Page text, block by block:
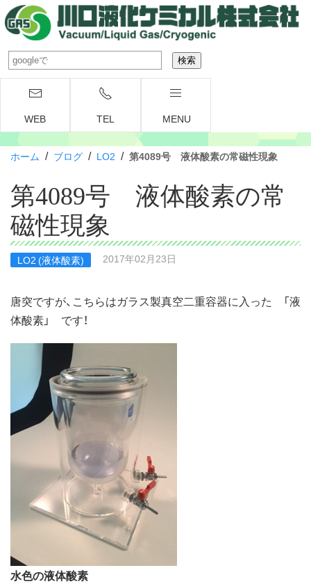
WEB TEL MENU
ホーム / ブログ / LO2 / 第4089号 液体酸素の常磁性現象
第4089号 液体酸素の常
磁性現象
LO2 (液体酸素) 2017年02月23日
唐突ですが、こちらはガラス製真空二重容器に入った 「液
体酸素」 です！
水色の液体酸素